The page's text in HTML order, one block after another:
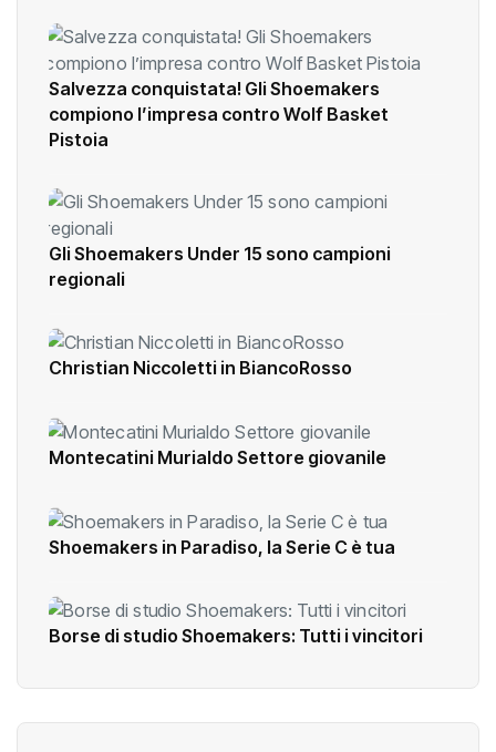
Salvezza conquistata! Gli Shoemakers
compiono l’impresa contro Wolf Basket
Pistoia
Gli Shoemakers Under 15 sono campioni
regionali
Christian Niccoletti in BiancoRosso
Montecatini Murialdo Settore giovanile
Shoemakers in Paradiso, la Serie C è tua
Borse di studio Shoemakers: Tutti i vincitori